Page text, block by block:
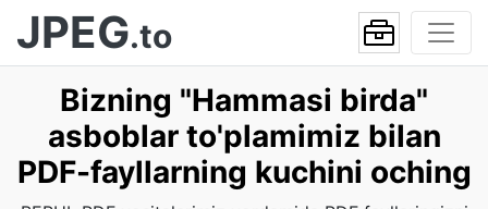
JPEG.to
Bizning "Hammasi birda"
asboblar to'plamimiz bilan
PDF-fayllarning kuchini oching